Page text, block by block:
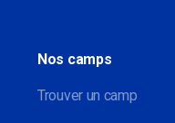
Nos camps
Trouver un camp